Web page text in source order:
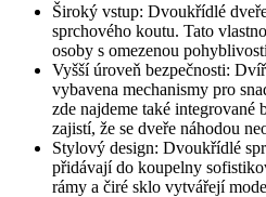
Široký vstup: Dvoukřídlé
sprchového koutu. Tato
osoby s omezenou
Vyšší úroveň bezpečnosti:
vybavena mechanismy pro
zde najdeme také integrované
zajistí, že se dveře náhodou
Stylový design: Dvoukřídlé
přidávají do koupelny
rámy a čiré sklo vytvářejí